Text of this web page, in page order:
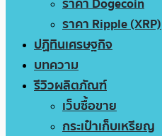
ราคา Ripple (XRP)
ปฏิทินเศรษฐกิจ
บทความ
รีวิวผลิตภัณฑ์
เว็บซื้อขาย
กระเป๋าเก็บเหรียญ